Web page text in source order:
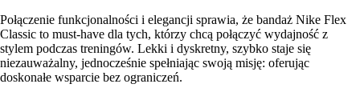
Połączenie funkcjonalności i elegancji sprawia, że bandaż Nike Flex
Classic to must-have dla tych, którzy chcą połączyć wydajność z
stylem podczas treningów. Lekki i dyskretny, szybko staje się
niezauważalny, jednocześnie spełniając swoją misję: oferując
doskonałe wsparcie bez ograniczeń.